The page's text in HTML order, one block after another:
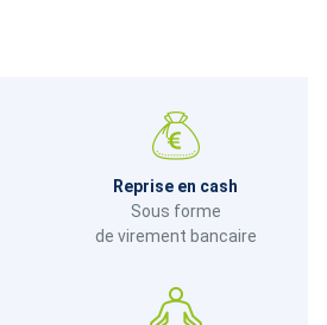
Reprise en cash
Sous forme
de virement bancaire